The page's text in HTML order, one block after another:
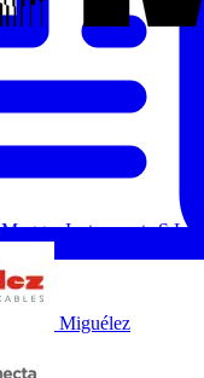
Megger Instruments S.L.
Miguélez